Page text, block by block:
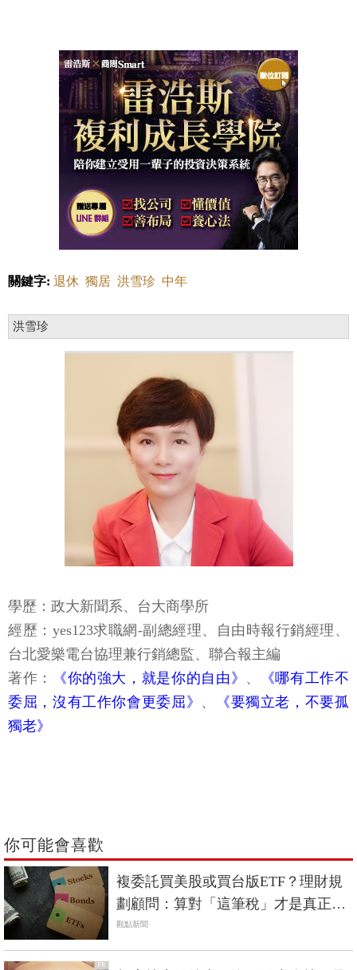
關鍵字: 退休 獨居 洪雪珍 中年
洪雪珍
學歷：政大新聞系、台大商學所
經歷：yes123求職網-副總經理、自由時報行銷經理、
台北愛樂電台協理兼行銷總監、聯合報主編
著作：
《你的強大，就是你的自由》 、
《哪有工作不
委屈，沒有工作你會更委屈》 、
《要獨立老，不要孤
獨老》
你可能會喜歡
複委託買美股或買台版ETF？理財規
劃顧問：算對「這筆稅」才是真正報
酬
觀點新聞
PR